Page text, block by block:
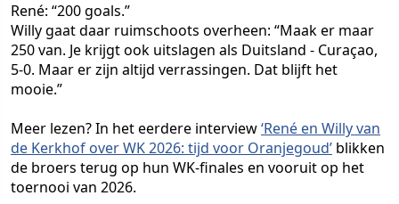
René: “200 goals.”
Willy gaat daar ruimschoots overheen: “Maak er maar
250 van. Je krijgt ook uitslagen als Duitsland - Curaçao,
5-0. Maar er zijn altijd verrassingen. Dat blijft het
mooie.”
Meer lezen? In het eerdere interview‘René en Willy van
de Kerkhof over WK 2026: tijd voor Oranjegoud’ blikken
de broers terug op hun WK-finales en vooruit op het
toernooi van 2026.